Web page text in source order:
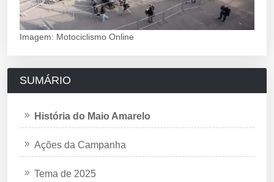
Imagem: Motociclismo Online
SUMÁRIO
História do Maio Amarelo
Ações da Campanha
Tema de 2025